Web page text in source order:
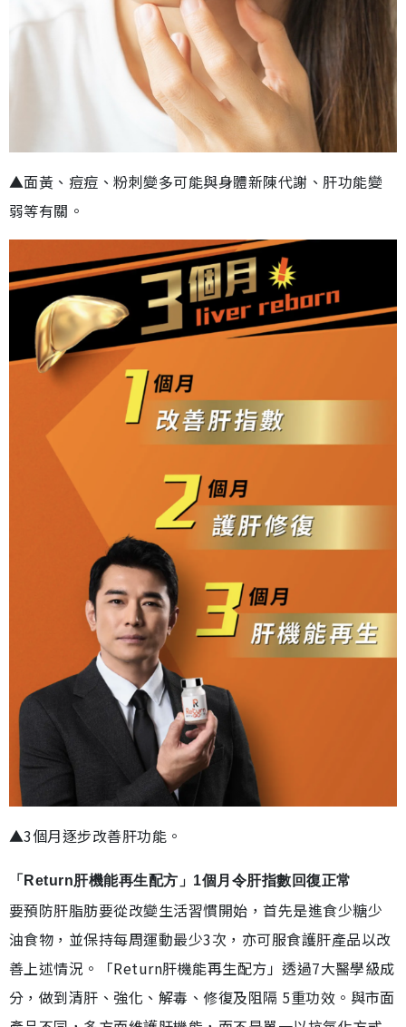
▲面黃、痘痘、粉刺變多可能與身體新陳代謝、肝功能變
弱等有關。
▲3個月逐步改善肝功能。
「Return肝機能再生配方」1個月令肝指數回復正常
要預防肝脂肪要從改變生活習慣開始，首先是進食少糖少
油食物，並保持每周運動最少3次，亦可服食護肝產品以改
善上述情況。「Return肝機能再生配方」透過7大醫學級成
分，做到清肝、強化、解毒、修復及阻隔 5重功效。與市面